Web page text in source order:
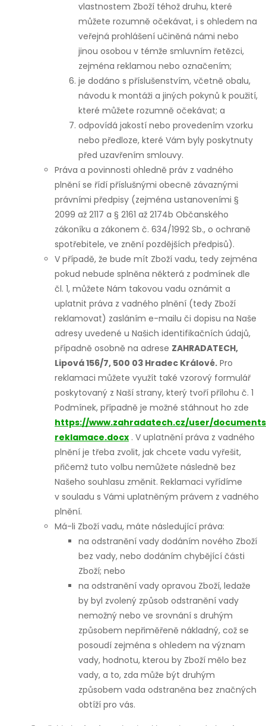
vlastnostem Zboží téhož druhu, které
můžete rozumně očekávat, i s ohledem na
veřejná prohlášení učiněná námi nebo
jinou osobou v témže smluvním řetězci,
zejména reklamou nebo označením;
je dodáno s příslušenstvím, včetně obalu,
návodu k montáži a jiných pokynů k použití,
které můžete rozumně očekávat; a
odpovídá jakostí nebo provedením vzorku
nebo předloze, které Vám byly poskytnuty
před uzavřením smlouvy.
Práva a povinnosti ohledně práv z vadného
plnění se řídí příslušnými obecně závaznými
právními předpisy (zejména ustanoveními §
2099 až 2117 a § 2161 až 2174b Občanského
zákoníku a zákonem č. 634/1992 Sb., o ochraně
spotřebitele, ve znění pozdějších předpisů).
V případě, že bude mít Zboží vadu, tedy zejména
pokud nebude splněna některá z podmínek dle
čl. 1, můžete Nám takovou vadu oznámit a
uplatnit práva z vadného plnění (tedy Zboží
reklamovat) zasláním e-mailu či dopisu na Naše
adresy uvedené u Našich identifikačních údajů,
případně osobně na adrese ZAHRADATECH,
Lipová 156/7, 500 03 Hradec Králové. Pro
reklamaci můžete využít také vzorový formulář
poskytovaný z Naší strany, který tvoří přílohu č. 1
Podmínek, případně je možné stáhnout ho zde
https://www.zahradatech.cz/user/
reklamace.docx . V uplatnění práva z vadného
plnění je třeba zvolit, jak chcete vadu vyřešit,
přičemž tuto volbu nemůžete následně bez
Našeho souhlasu změnit. Reklamaci vyřídíme
v souladu s Vámi uplatněným právem z vadného
plnění.
Má-li Zboží vadu, máte následující práva:
na odstranění vady dodáním nového Zboží
bez vady, nebo dodáním chybějící části
Zboží; nebo
na odstranění vady opravou Zboží, ledaže
by byl zvolený způsob odstranění vady
nemožný nebo ve srovnání s druhým
způsobem nepřiměřeně nákladný, což se
posoudí zejména s ohledem na význam
vady, hodnotu, kterou by Zboží mělo bez
vady, a to, zda může být druhým
způsobem vada odstraněna bez značných
obtíží pro vás.